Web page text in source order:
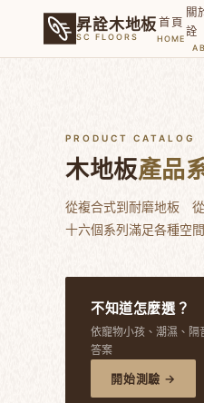
昇詮木地板
SC FLOORS
首頁
HOME
關
詮
PRODUCT CATALOG
木地板產品
從複合式到耐磨地板
十六個系列滿足各種空
不知道怎麼選？
依寵物小孩、潮濕、隔
答案
開始測驗 →